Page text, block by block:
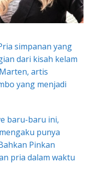
simpanan yang
dari kisah kelam
artis
yang menjadi
baru-baru ini,
punya
Pinkan
pria dalam waktu